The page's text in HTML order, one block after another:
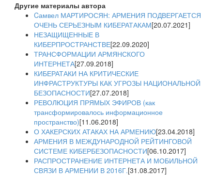
Другие материалы автора
Cамвел МАРТИРОСЯН: АРМЕНИЯ ПОДВЕРГАЕТСЯ
ОЧЕНЬ СЕРЬЕЗНЫМ КИБЕРАТАКАМ[20.07.2021]
НЕЗАЩИЩЕННЫЕ В
КИБЕРПРОСТРАНСТВЕ[22.09.2020]
ТРАНСФОРМАЦИИ АРМЯНСКОГО
ИНТЕРНЕТА[27.09.2018]
КИБЕРАТАКИ НА КРИТИЧЕСКИЕ
ИНФРАСТРУКТУРЫ КАК УГРОЗЫ НАЦИОНАЛЬНОЙ
БЕЗОПАСНОСТИ[27.07.2018]
РЕВОЛЮЦИЯ ПРЯМЫХ ЭФИРОВ (как
трансформировалось информационное
пространство)[11.06.2018]
О ХАКЕРСКИХ АТАКАХ НА АРМЕНИЮ[23.04.2018]
АРМЕНИЯ В МЕЖДУНАРОДНОЙ РЕЙТИНГОВОЙ
СИСТЕМЕ КИБЕРБЕЗОПАСНОСТИ[06.10.2017]
РАСПРОСТРАНЕНИЕ ИНТЕРНЕТА И МОБИЛЬНОЙ
СВЯЗИ В АРМЕНИИ В 2016Г.[31.08.2017]